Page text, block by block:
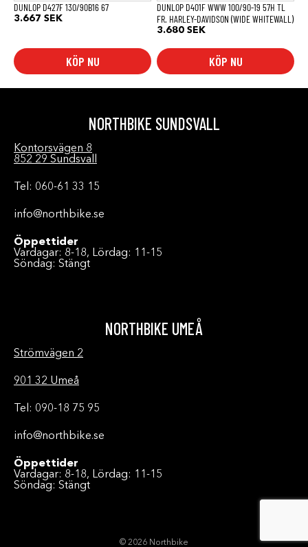
DUNLOP D427F 130/90B16 67
3.667 SEK
KÖP NU
DUNLOP D401F WWW 100/90-19 57H TL
FR. HARLEY-DAVIDSON (WIDE WHITEWALL)
3.680 SEK
KÖP NU
NORTHBIKE SUNDSVALL
Kontorsvägen 8
852 29 Sundsvall
Tel: 060-61 33 15
info@northbike.se
Öppettider
Vardagar: 8-18, Lördag: 11-15
Söndag: Stängt
NORTHBIKE UMEÅ
Strömvägen 2
901 32 Umeå
Tel: 090-18 75 95
info@northbike.se
Öppettider
Vardagar: 8-18, Lördag: 11-15
Söndag: Stängt
© 2026 Northbike